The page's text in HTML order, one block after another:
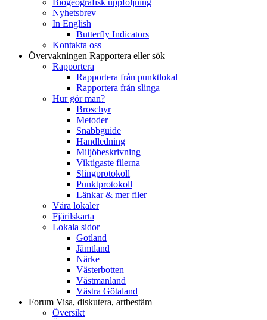
Nyhetsbrev
In English
Butterfly Indicators
Kontakta oss
Övervakningen Rapportera eller sök
Rapportera
Rapportera från punktlokal
Rapportera från slinga
Hur gör man?
Broschyr
Metoder
Snabbguide
Handledning
Miljöbeskrivning
Viktigaste filerna
Slingprotokoll
Punktprotokoll
Länkar & mer filer
Våra lokaler
Fjärilskarta
Lokala sidor
Gotland
Jämtland
Närke
Västerbotten
Västmanland
Västra Götaland
Forum Visa, diskutera, artbestäm
Översikt